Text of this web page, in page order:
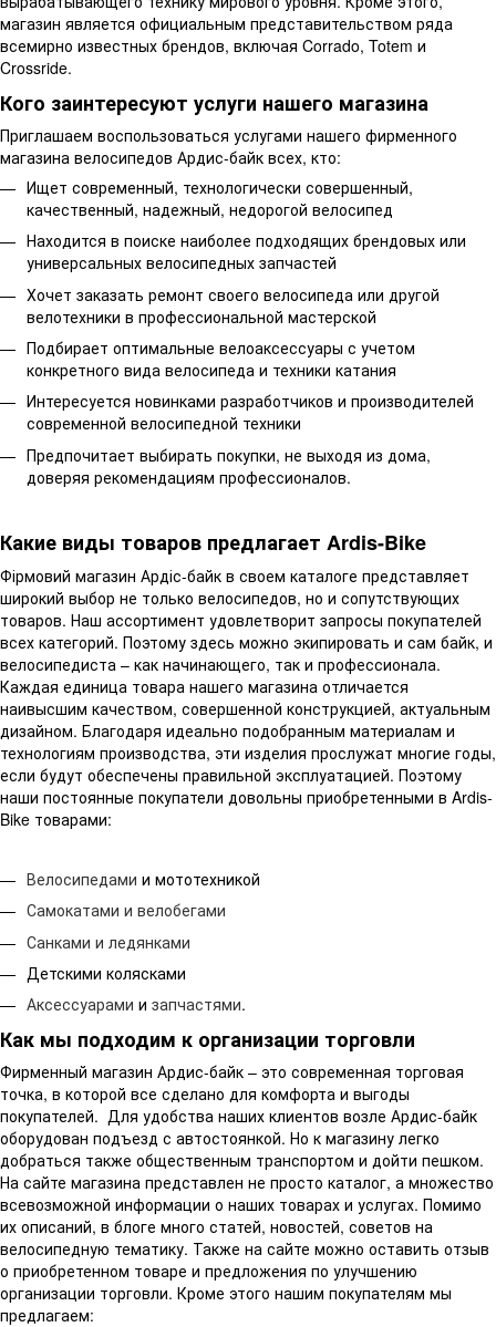
магазин является официальным представительством ряда
всемирно известных брендов, включая Corrado, Totem и
Crossride.
Кого заинтересуют услуги нашего магазина
Приглашаем воспользоваться услугами нашего фирменного
магазина велосипедов Ардис-байк всех, кто:
Ищет современный, технологически совершенный,
качественный, надежный, недорогой велосипед
Находится в поиске наиболее подходящих брендовых или
универсальных велосипедных запчастей
Хочет заказать ремонт своего велосипеда или другой
велотехники в профессиональной мастерской
Подбирает оптимальные велоаксессуары с учетом
конкретного вида велосипеда и техники катания
Интересуется новинками разработчиков и производителей
современной велосипедной техники
Предпочитает выбирать покупки, не выходя из дома,
доверяя рекомендациям профессионалов.
Какие виды товаров предлагает Ardis-Bike
Фірмовий магазин Ардіс-байк в своем каталоге представляет
широкий выбор не только велосипедов, но и сопутствующих
товаров. Наш ассортимент удовлетворит запросы покупателей
всех категорий. Поэтому здесь можно экипировать и сам байк, и
велосипедиста – как начинающего, так и профессионала.
Каждая единица товара нашего магазина отличается
наивысшим качеством, совершенной конструкцией, актуальным
дизайном. Благодаря идеально подобранным материалам и
технологиям производства, эти изделия прослужат многие годы,
если будут обеспечены правильной эксплуатацией. Поэтому
наши постоянные покупатели довольны приобретенными в Ardis-
Bike товарами:
Велосипедами и мототехникой
Самокатами и велобегами
Санками и ледянками
Детскими колясками
Аксессуарами и запчастями.
Как мы подходим к организации торговли
Фирменный магазин Ардис-байк – это современная торговая
точка, в которой все сделано для комфорта и выгоды
покупателей. Для удобства наших клиентов возле Ардис-байк
оборудован подъезд с автостоянкой. Но к магазину легко
добраться также общественным транспортом и дойти пешком.
На сайте магазина представлен не просто каталог, а множество
всевозможной информации о наших товарах и услугах. Помимо
их описаний, в блоге много статей, новостей, советов на
велосипедную тематику. Также на сайте можно оставить отзыв
о приобретенном товаре и предложения по улучшению
организации торговли. Кроме этого нашим покупателям мы
предлагаем: